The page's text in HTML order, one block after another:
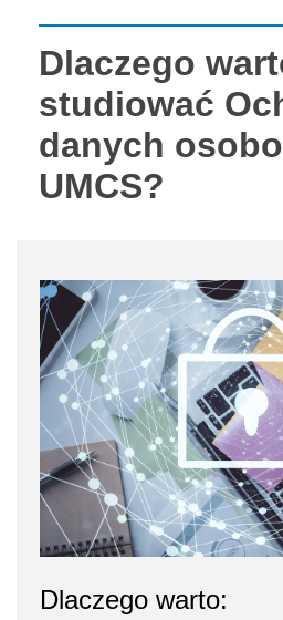
Dlaczego
studiować
danych
UMCS?
Dlaczego warto: